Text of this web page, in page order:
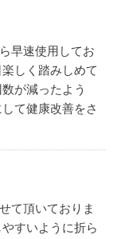
早速使用してお
しく踏みしめて
が減ったよう
て健康改善をさ
て頂いておりま
すいように折ら